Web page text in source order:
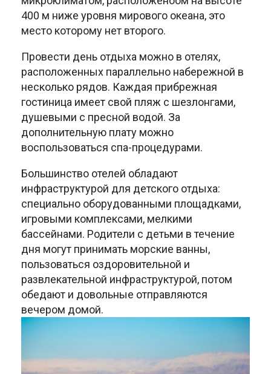
400 м ниже уровня мирового океана, это
место которому нет второго.
Провести день отдыха можно в отелях,
расположенных параллельно набережной в
несколько рядов. Каждая прибрежная
гостиница имеет свой пляж с шезлонгами,
душевыми с пресной водой. За
дополнительную плату можно
воспользоваться спа-процедурами.
Большинство отелей обладают
инфраструктурой для детского отдыха:
специально оборудованными площадками,
игровыми комплексами, мелкими
бассейнами. Родители с детьми в течение
дня могут принимать морские ванны,
пользоваться оздоровительной и
развлекательной инфраструктурой, потом
обедают и довольные отправляются
вечером домой.